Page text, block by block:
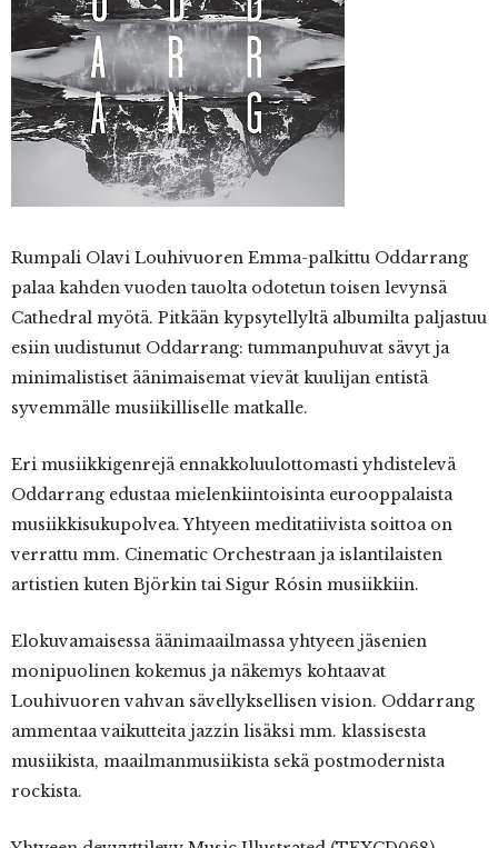
Rumpali Olavi Louhivuoren Emma-palkittu Oddarrang
palaa kahden vuoden tauolta odotetun toisen levynsä
Cathedral myötä. Pitkään kypsytellyltä albumilta paljastuu
esiin uudistunut Oddarrang: tummanpuhuvat sävyt ja
minimalistiset äänimaisemat vievät kuulijan entistä
syvemmälle musiikilliselle matkalle.
Eri musiikkigenrejä ennakkoluulottomasti yhdistelevä
Oddarrang edustaa mielenkiintoisinta eurooppalaista
musiikkisukupolvea. Yhtyeen meditatiivista soittoa on
verrattu mm. Cinematic Orchestraan ja islantilaisten
artistien kuten Björkin tai Sigur Rósin musiikkiin.
Elokuvamaisessa äänimaailmassa yhtyeen jäsenien
monipuolinen kokemus ja näkemys kohtaavat
Louhivuoren vahvan sävellyksellisen vision. Oddarrang
ammentaa vaikutteita jazzin lisäksi mm. klassisesta
musiikista, maailmanmusiikista sekä postmodernista
rockista.